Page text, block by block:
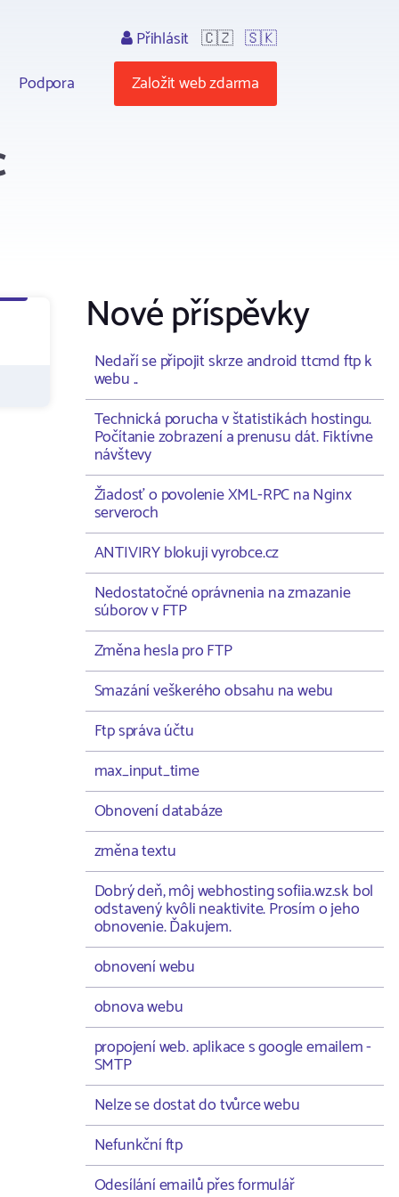
Podpora
Přihlásit 🇨🇿 🇸🇰
Založit web zdarma
Nové příspěvky
Nedaří se připojit skrze android ttcmd ftp k
webu ..
Technická porucha v štatistikách hostingu.
Počítanie zobrazení a prenusu dát. Fiktívne
návštevy
Žiadosť o povolenie XML-RPC na Nginx
serveroch
ANTIVIRY blokuji vyrobce.cz
Nedostatočné oprávnenia na zmazanie
súborov v FTP
Změna hesla pro FTP
Smazání veškerého obsahu na webu
Ftp správa účtu
max_input_time
Obnovení databáze
změna textu
Dobrý deň, môj webhosting sofiia.wz.sk bol
odstavený kvôli neaktivite. Prosím o jeho
obnovenie. Ďakujem.
obnovení webu
obnova webu
propojení web. aplikace s google emailem -
SMTP
Nelze se dostat do tvůrce webu
Nefunkční ftp
Odesílání emailů přes formulář